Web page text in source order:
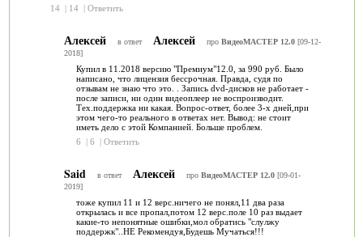
14 | 14 | Ответить
Алексей в ответ Алексей про ВидеоМАСТЕР 12.0[09-12-
2018]
Купил в 11.2018 версию "Премиум"12.0, за 990 руб. Было
написано, что лицензия бессрочная. Правда, судя по
отзывам не знаю что это. . Запись dvd-дисков не работает -
после записи, ни один видеоплеер не воспроизводит.
Тех.поддержка ни какая. Вопрос-ответ, более 3-х дней,при
этом чего-то реального в ответах нет. Вывод: не стоит
иметь дело с этой Компанией. Больше проблем.
6
| 6 | Ответить
Said в ответ Алексей про ВидеоМАСТЕР 12.0[09-01-
2019]
тоже купил 11 и 12 верс.ничего не понял,11 два раза
открылась и все пропал,потом 12 верс.поле 10 раз выдает
какие-то непонятные ошибки,мол обратись "слулжу
поддержк"..НЕ Рекомендуя,Будешь Мучаться!!!